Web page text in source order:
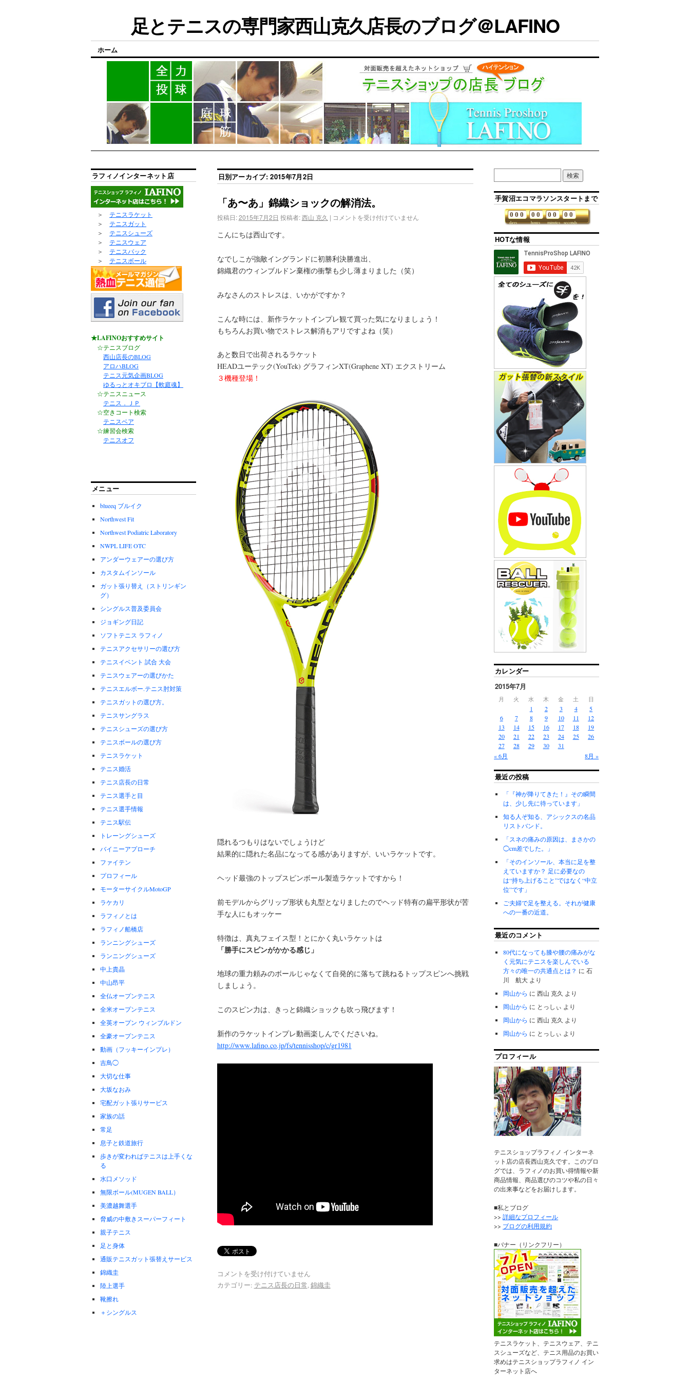
足とテニスの専門家西山克久店長のブログ＠LAFINO
ホーム
日別アーカイブ:2015年7月2日
「あ〜あ」錦織ショックの解消法。
投稿日: 2015年7月2日 投稿者: 西山 克久 | コメントを受け付けていません
こんにちは西山です。
なでしこが強敵イングランドに初勝利決勝進出、
錦織君のウィンブルドン棄権の衝撃も少し薄まりました（笑）
みなさんのストレスは、いかがですか？
こんな時には、新作ラケットインプレ観て買った気になりましょう！
もちろんお買い物でストレス解消もアリですよね（笑）
あと数日で出荷されるラケット
HEADユーテック(YouTek) グラフィンXT(Graphene XT) エクストリーム
３機種登場！
隠れるつもりはないでしょうけど
結果的に隠れた名品になってる感がありますが、いいラケットです。
ヘッド最強のトップスピンボール製造ラケットですから！
前モデルからグリップ形状も丸型となりましたのでヘッド特有の扁平形状が苦
手な人にもオッケー
特徴は、真丸フェイス型！とにかく丸いラケットは
「勝手にスピンがかかる感じ」
地球の重力頼みのボールじゃなくて自発的に落ちて跳ねるトップスピンへ挑戦
しましょう。
このスピン力は、きっと錦織ショックも吹っ飛びます！
新作のラケットインプレ動画楽しんでくださいね。
http://www.lafino.co.jp/fs/tennisshop/c/gr1981
コメントを受け付けていません
カテゴリー: テニス店長の日常, 錦織圭
ラフィノインターネット店
＞ テニスラケット
＞ テニスガット
＞ テニスシューズ
＞ テニスウェア
＞ テニスバック
＞ テニスボール
★LAFINOおすすめサイト
☆テニスブログ
西山店長のBLOG
アロハBLOG
テニス元気企画BLOG
ゆるっとオキブロ【軟庭魂】
☆テニスニュース
テニス．ＪＰ
☆空きコート検索
テニスベア
☆練習会検索
テニスオフ
メニュー
blueeq ブルイク
Northwest Fit
Northwest Podiatric Laboratory
NWPL LIFE OTC
アンダーウェアーの選び方
カスタムインソール
ガット張り替え（ストリンギン
グ）
シングルス普及委員会
ジョギング日記
ソフトテニス ラフィノ
テニスアクセサリーの選び方
テニスイベント 試合 大会
テニスウェアーの選びかた
テニスエルボー.テニス肘対策
テニスガットの選び方。
テニスサングラス
テニスシューズの選び方
テニスボールの選び方
テニスラケット
テニス婚活
テニス店長の日常
テニス選手と目
テニス選手情報
テニス駅伝
トレーングシューズ
バイニーアプローチ
ファイテン
プロフィール
モーターサイクルMotoGP
ラケカリ
ラフィノとは
ラフィノ船橋店
ランニングシューズ
ランニングシューズ
中上貴晶
中山昂平
全仏オープンテニス
全米オープンテニス
全英オープン ウィンブルドン
全豪オープンテニス
動画（フッキーインプレ）
吉鳥◯
大切な仕事
大坂なおみ
宅配ガット張りサービス
家族の話
常足
息子と鉄道旅行
歩きが変わればテニスは上手くな
る
水口メソッド
無限ボール(MUGEN BALL）
美濃越舞選手
脅威の中敷きスーパーフィート
親子テニス
足と身体
通販テニスガット張替えサービス
錦織圭
陸上選手
靴擦れ
＋シングルス
手賀沼エコマラソンスタートまで
days
0 0 0
hours
0 0
minutes
0 0
seconds
0 0
HOTな情報
カレンダー
2015年7月
月 火 水 木 金 土 日
« 6月 8月 »
1 2 3 4
5
6
7 8 9 10 11
12
13
14 15 16 17 18
19
20
21 22 23 24 25
26
27
28 29 30 31
最近の投稿
「『神が降りてきた！』その瞬間
は、少し先に待っています」
知る人ぞ知る、アシックスの名品
リストバンド。
「スネの痛みの原因は、まさかの
◯cm差でした。」
「そのインソール、本当に足を整
えていますか？ 足に必要なの
は“持ち上げること”ではなく“中立
位”です」
ご夫婦で足を整える。それが健康
への一番の近道。
最近のコメント
80代になっても膝や腰の痛みがな
く元気にテニスを楽しんでいる
方々の唯一の共通点とは？ に石
川 航大 より
岡山から に西山 克久 より
岡山から に とっしぃ より
岡山から に西山 克久 より
岡山から に とっしぃ より
プロフィール
テニスショップラフィノ インターネ
ット店の店長西山克久です。このブロ
グでは、ラフィノのお買い得情報や新
商品情報、商品選びのコツや私の日々
の出来事などをお届けします。
■私とブログ
>>詳細なプロフィール
>> ブログの利用規約
■バナー（リンクフリー）
テニスラケット、テニスウェア、テニ
スシューズなど、テニス用品のお買い
求めはテニスショップラフィノ イン
ターネット店へ